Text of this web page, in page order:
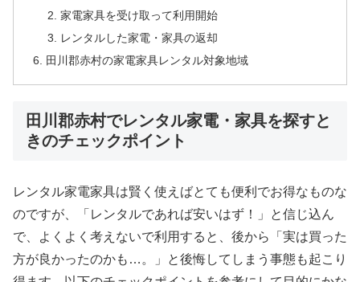
家電家具を受け取って利用開始
レンタルした家電・家具の返却
田川郡赤村の家電家具レンタル対象地域
田川郡赤村でレンタル家電・家具を探すと
きのチェックポイント
レンタル家電家具は賢く使えばとても便利でお得なものな
のですが、「レンタルであれば安いはず！」と信じ込ん
で、よくよく考えないで利用すると、後から「実は買った
方が良かったのかも…。」と後悔してしまう事態も起こり